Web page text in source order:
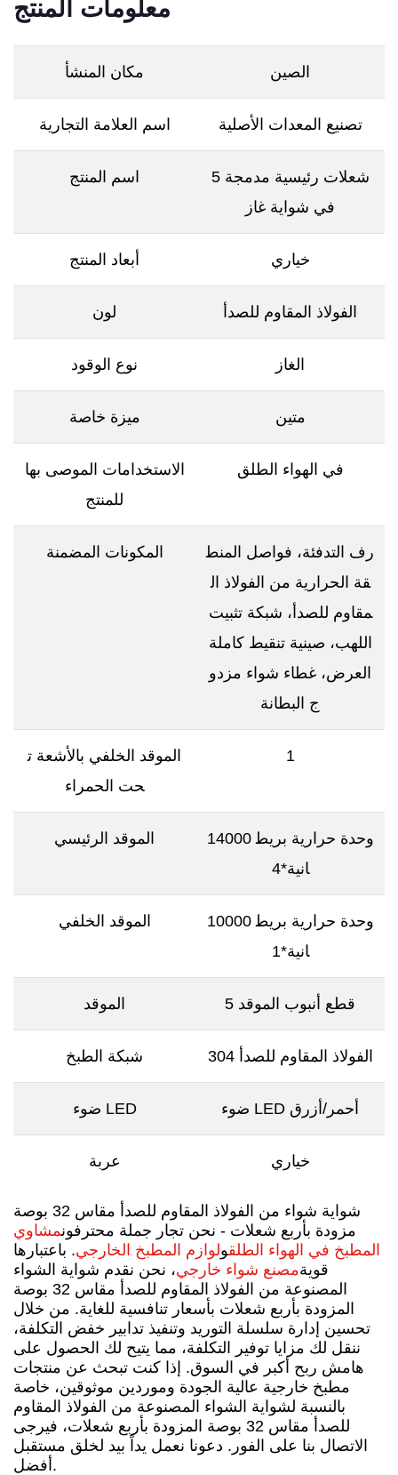
معلومات المنتج
مكان المنشأ الصين
اسم العلامة التجارية تصنيع المعدات الأصلية
اسم المنتج
5 شعلات رئيسية مدمجة
في شواية غاز
أبعاد المنتج خياري
لون الفولاذ المقاوم للصدأ
نوع الوقود الغاز
ميزة خاصة متين
الاستخدامات الموصى بها
للمنتج
في الهواء الطلق
المكونات المضمنة
رف التدفئة، فواصل المنط
قة الحرارية من الفولاذ ال
مقاوم للصدأ، شبكة تثبيت
اللهب، صينية تنقيط كاملة
العرض، غطاء شواء مزدو
ج البطانة
الموقد الخلفي بالأشعة ت
حت الحمراء
1
الموقد الرئيسي
14000 وحدة حرارية بريط
انية*4
الموقد الخلفي
10000 وحدة حرارية بريط
انية*1
الموقد 5 قطع أنبوب الموقد
شبكة الطبخ 304 الفولاذ المقاوم للصدأ
ضوء LED ضوء LED أحمر/أزرق
عربة خياري
شواية شواء من الفولاذ المقاوم للصدأ مقاس 32 بوصة
مزودة بأربع شعلات - نحن تجار جملة محترفونمشاوي
المطبخ في الهواء الطلقولوازم المطبخ الخارجي. باعتبارها
قويةمصنع شواء خارجي، نحن نقدم شواية الشواء
المصنوعة من الفولاذ المقاوم للصدأ مقاس 32 بوصة
المزودة بأربع شعلات بأسعار تنافسية للغاية. من خلال
تحسين إدارة سلسلة التوريد وتنفيذ تدابير خفض التكلفة،
ننقل لك مزايا توفير التكلفة، مما يتيح لك الحصول على
هامش ربح أكبر في السوق. إذا كنت تبحث عن منتجات
مطبخ خارجية عالية الجودة وموردين موثوقين، خاصة
بالنسبة لشواية الشواء المصنوعة من الفولاذ المقاوم
للصدأ مقاس 32 بوصة المزودة بأربع شعلات، فيرجى
الاتصال بنا على الفور. دعونا نعمل يداً بيد لخلق مستقبل
أفضل.